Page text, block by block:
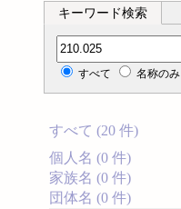
キーワード検索
分類記号検索
すべて 名称のみ
すべて (20 件)
個人名 (0 件)
家族名 (0 件)
団体名 (0 件)